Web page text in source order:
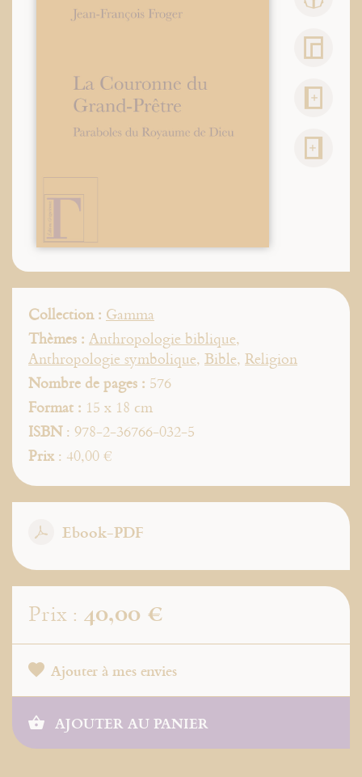
Collection : Gamma
Thèmes : Anthropologie biblique,
Anthropologie symbolique, Bible, Religion
Nombre de pages : 576
Format : 15 x 18 cm
ISBN: 978-2-36766-032-5
Prix: 40,00 €
Ebook-PDF
Prix : 40,00 €
Ajouter à mes envies
AJOUTER AU PANIER